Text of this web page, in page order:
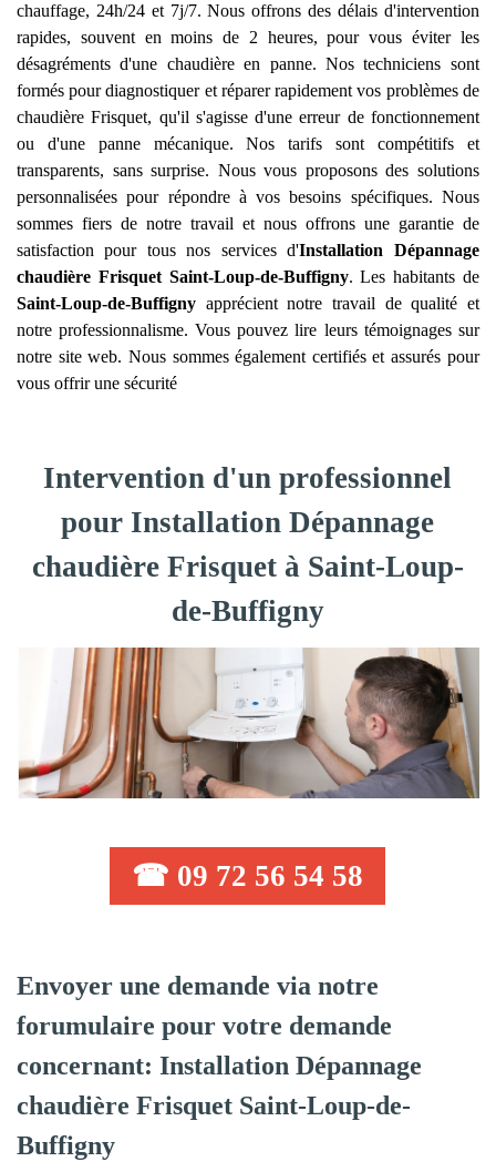
chauffage, 24h/24 et 7j/7. Nous offrons des délais d'intervention
rapides, souvent en moins de 2 heures, pour vous éviter les
désagréments d'une chaudière en panne. Nos techniciens sont
formés pour diagnostiquer et réparer rapidement vos problèmes de
chaudière Frisquet, qu'il s'agisse d'une erreur de fonctionnement
ou d'une panne mécanique. Nos tarifs sont compétitifs et
transparents, sans surprise. Nous vous proposons des solutions
personnalisées pour répondre à vos besoins spécifiques. Nous
sommes fiers de notre travail et nous offrons une garantie de
satisfaction pour tous nos services d'Installation Dépannage
chaudière Frisquet Saint-Loup-de-Buffigny. Les habitants de
Saint-Loup-de-Buffigny apprécient notre travail de qualité et
notre professionnalisme. Vous pouvez lire leurs témoignages sur
notre site web. Nous sommes également certifiés et assurés pour
vous offrir une sécurité
Intervention d'un professionnel
pour Installation Dépannage
chaudière Frisquet à Saint-Loup-
de-Buffigny
☎ 09 72 56 54 58
Envoyer une demande via notre
forumulaire pour votre demande
concernant: Installation Dépannage
chaudière Frisquet Saint-Loup-de-
Buffigny